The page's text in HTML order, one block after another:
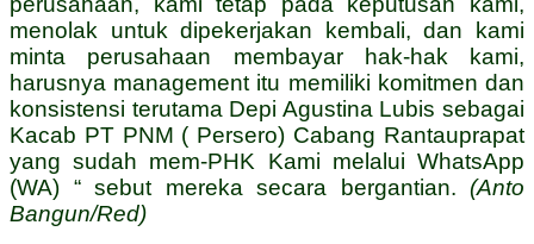
menolak untuk dipekerjakan kembali, dan kami
minta perusahaan membayar hak-hak kami,
harusnya management itu memiliki komitmen dan
konsistensi terutama Depi Agustina Lubis sebagai
Kacab PT PNM ( Persero) Cabang Rantauprapat
yang sudah mem-PHK Kami melalui WhatsApp
(WA) “ sebut mereka secara bergantian. (Anto
Bangun/Red)